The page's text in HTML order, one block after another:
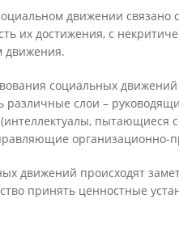
движении связано
их достижения, с
движения.
социальных
различные слои –
пытающиеся
организационно-
движений происходят
принять ценностные